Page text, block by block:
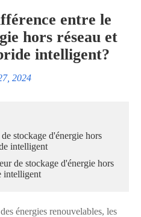
entre le
hors réseau et
intelligent?
2024
stockage d'énergie hors
intelligent
de stockage d'énergie hors
intelligent
énergies renouvelables, les